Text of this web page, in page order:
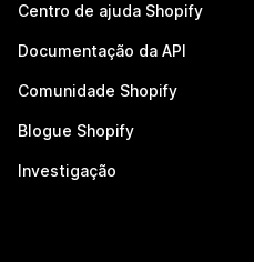
Centro de ajuda Shopify
Documentação da API
Comunidade Shopify
Blogue Shopify
Investigação